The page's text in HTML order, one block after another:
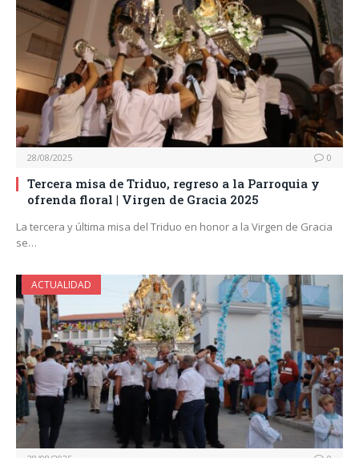
28/08/2025 0
Tercera misa de Triduo, regreso a la Parroquia y
ofrenda floral | Virgen de Gracia 2025
La tercera y última misa del Triduo en honor a la Virgen de Gracia
se…
ACTUALIDAD